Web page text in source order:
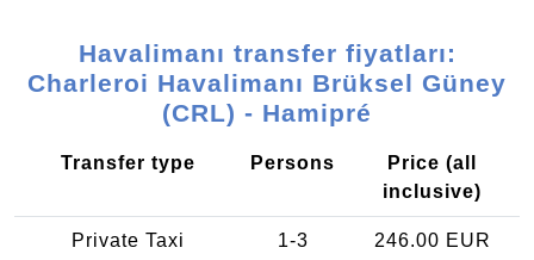
Havalimanı transfer fiyatları:
Charleroi Havalimanı Brüksel Güney
(CRL) - Hamipré
Transfer type Persons
Price (all
inclusive)
Private Taxi 1-3 246.00 EUR